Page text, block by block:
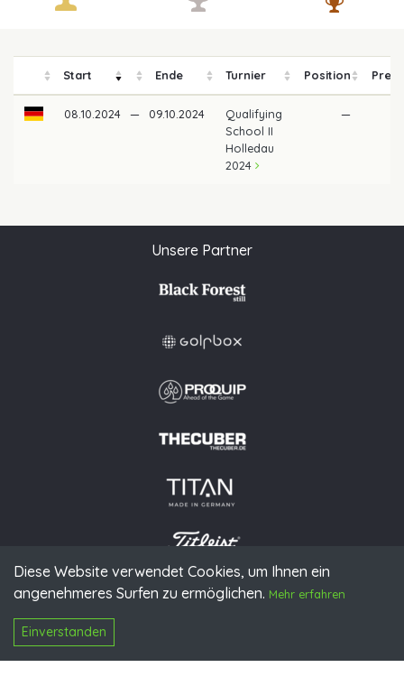
Diese Website verwendet Cookies, um Ihnen ein
angenehmeres Surfen zu ermöglichen. Mehr erfahren
Einverstanden
Start Ende Turnier Position
08.10.2024 — 09.10.2024
Qualifying
School II
Holledau
2024
—
Unsere Partner
© 2026 PGAoG